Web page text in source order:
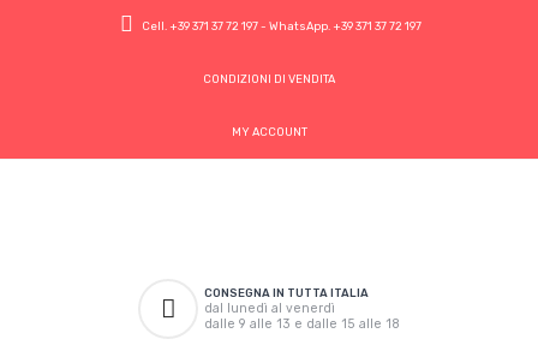
Cell. +39 371 37 72 197- WhatsApp. +39 371 37 72 197
CONDIZIONI DI VENDITA
MY ACCOUNT
CONSEGNA IN TUTTA ITALIA
dal lunedì al venerdì
dalle 9 alle 13 e dalle 15 alle 18